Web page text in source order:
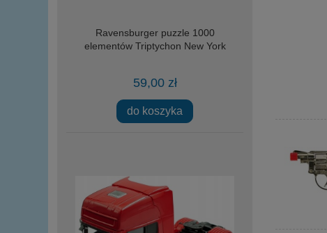
Ravensburger puzzle 1000
elementów Triptychon New York
59,00 zł
do koszyka